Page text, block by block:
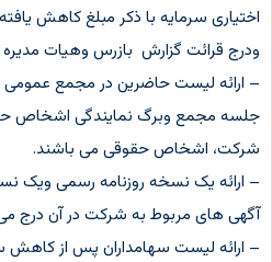
اختیاری سرمایه با ذکر مبلغ کاهش
ودرج قرائت گزارش بازرس وهیات
– ارائه لیست حاضرین در مجمع
جلسه مجمع وبرگ نمایندگی اشخاص
شرکت، اشخاص حقوقی می باشند.
– ارائه یک نسخه روزنامه رسمی ویک
آگهی های مربوط به شرکت در آن درج
– ارائه لیست سهامداران پس از کاهش